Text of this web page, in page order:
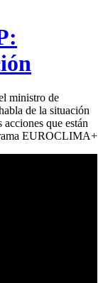
ministro de
de la situación
que están
EUROCLIMA+